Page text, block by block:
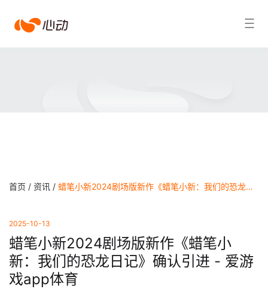
爱搜索结果
首页 / 资讯 / 蜡笔小新2024剧场版新作《蜡笔小新：我们的恐龙日记》确认引进 - 爱游戏app体育
2025-10-13
蜡笔小新2024剧场版新作《蜡笔小
新：我们的恐龙日记》确认引进 - 爱游
戏app体育